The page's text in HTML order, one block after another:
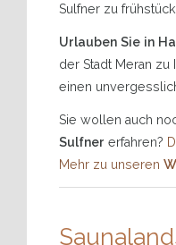
Sulfner zu
Urlauben Sie in
der Stadt Meran
einen
Sie wollen auch
Sulfner erfahren?
Mehr zu unseren